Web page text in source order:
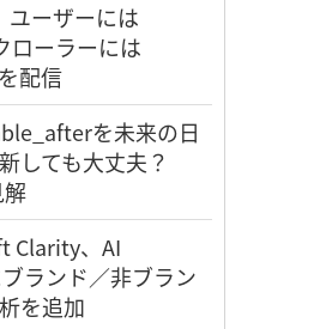
ユーザーには
ローラーには
配信
を未来の日
しても大丈夫？
Clarity、AI
ランド／非ブラン
を追加